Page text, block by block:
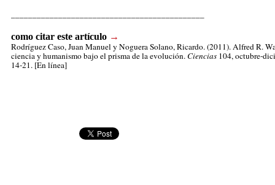
como citar este artículo →
Rodríguez Caso, Juan Manuely Noguera Solano, Ricardo. (2011). Alfred R.
ciencia y humanismo bajo el prisma de la evolución. Ciencias 104, octubre-
14-21. [En línea]